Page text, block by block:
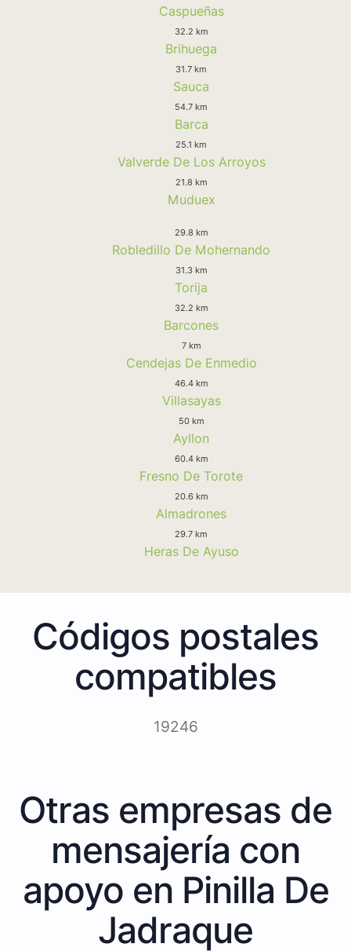
Caspueñas
32.2 km
Brihuega
31.7 km
Sauca
54.7 km
Barca
25.1 km
Valverde De Los Arroyos
21.8 km
Muduex
29.8 km
Robledillo De Mohernando
31.3 km
Torija
32.2 km
Barcones
7 km
Cendejas De Enmedio
46.4 km
Villasayas
50 km
Ayllon
60.4 km
Fresno De Torote
20.6 km
Almadrones
29.7 km
Heras De Ayuso
Códigos postales
compatibles
19246
Otras empresas de
mensajería con
apoyo en Pinilla De
Jadraque